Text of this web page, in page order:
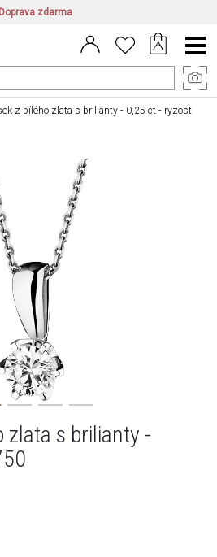
Doprava zdarma
CZ/CZK | EN/EUR PL/PLN
Main
Menu
z bílého zlata s brilianty - 0,25 ct - ryzost
zlata s brilianty -